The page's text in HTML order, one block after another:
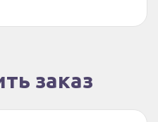
заказ